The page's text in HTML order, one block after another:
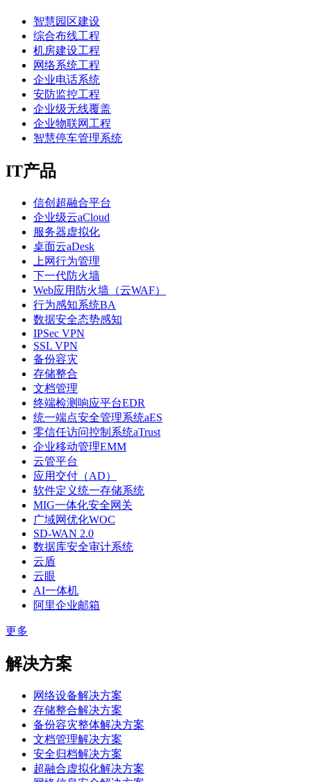
智慧园区建设
综合布线工程
机房建设工程
网络系统工程
企业电话系统
安防监控工程
企业级无线覆盖
企业物联网工程
智慧停车管理系统
IT产品
信创超融合平台
企业级云aCloud
服务器虚拟化
桌面云aDesk
上网行为管理
下一代防火墙
Web应用防火墙（云WAF）
行为感知系统BA
数据安全态势感知
IPSec VPN
SSL VPN
备份容灾
存储整合
文档管理
终端检测响应平台EDR
统一端点安全管理系统aES
零信任访问控制系统aTrust
企业移动管理EMM
云管平台
应用交付（AD）
软件定义统一存储系统
MIG一体化安全网关
广域网优化WOC
SD-WAN 2.0
数据库安全审计系统
云盾
云眼
AI一体机
阿里企业邮箱
更多
解决方案
网络设备解决方案
存储整合解决方案
备份容灾整体解决方案
文档管理解决方案
安全归档解决方案
超融合虚拟化解决方案